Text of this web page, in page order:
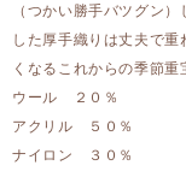
（つかい勝手バツグン
した厚手織りは丈夫で
くなるこれからの季節重
ウール ２０％
アクリル ５０％
ナイロン ３０％